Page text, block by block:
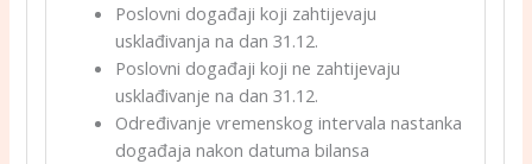
Poslovni događaji koji zahtijevaju
usklađivanja na dan 31.12.
Poslovni događaji koji ne zahtijevaju
usklađivanje na dan 31.12.
Određivanje vremenskog intervala nastanka
događaja nakon datuma bilansa